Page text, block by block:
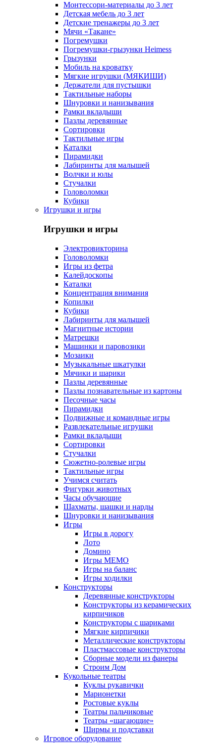
Монтессори-материалы до 3 лет
Детская мебель до 3 лет
Детские тренажеры до 3 лет
Мячи «Такане»
Погремушки
Погремушки-грызунки Heimess
Грызунки
Мобиль на кроватку
Мягкие игрушки (МЯКИШИ)
Держатели для пустышки
Тактильные наборы
Шнуровки и нанизывания
Рамки вкладыши
Пазлы деревянные
Сортировки
Тактильные игры
Каталки
Пирамидки
Лабиринты для малышей
Волчки и юлы
Стучалки
Головоломки
Кубики
Игрушки и игры
Игрушки и игры
Электровикторина
Головоломки
Игры из фетра
Калейдоскопы
Каталки
Концентрация внимания
Копилки
Кубики
Лабиринты для малышей
Магнитные истории
Матрешки
Машинки и паровозики
Мозаики
Музыкальные шкатулки
Мячики и шарики
Пазлы деревянные
Пазлы познавательные из картоны
Песочные часы
Пирамидки
Подвижные и командные игры
Развлекательные игрушки
Рамки вкладыши
Сортировки
Стучалки
Сюжетно-ролевые игры
Тактильные игры
Учимся считать
Фигурки животных
Часы обучающие
Шахматы, шашки и нарды
Шнуровки и нанизывания
Игры
Игры в дорогу
Лото
Домино
Игры МЕМО
Игры на баланс
Игры ходилки
Конструкторы
Деревянные конструкторы
Конструкторы из керамических
кирпичиков
Конструкторы с шариками
Мягкие кирпичики
Металлические конструкторы
Пластмассовые конструкторы
Сборные модели из фанеры
Строим Дом
Кукольные театры
Куклы рукавички
Марионетки
Ростовые куклы
Театры пальчиковые
Театры «шагающие»
Ширмы и подставки
Игровое оборудование